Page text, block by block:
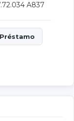
A837